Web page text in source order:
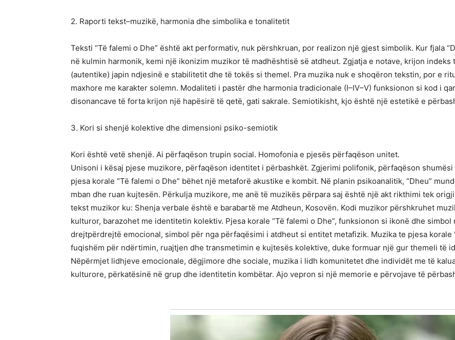
2. Raporti tekst–muzikë, harmonia dhe simbolika e tonalitetit
Teksti “Të falemi o Dhe” është akt performativ, nuk përshkruan, por realizon një gjest simbolik. Kur fjala
në kulmin harmonik, kemi një ikonizim muzikor të madhështisë së atdheut. Zgjatja e notave, krijon
(autentike) japin ndjesinë e stabilitetit dhe të tokës si themel. Pra muzika nuk e shoqëron tekstin, por e
maxhore me karakter solemn. Modaliteti i pastër dhe harmonia tradicionale (I–IV–V) funksionon si kod i
disonancave të forta krijon një hapësirë të qetë, gati sakrale. Semiotikisht, kjo është një estetikë e
3. Kori si shenjë kolektive dhe dimensioni psiko-semiotik
Kori është vetë shenjë. Ai përfaqëson trupin social. Homofonia e pjesës përfaqëson unitet.
Unisoni i kësaj pjese muzikore, përfaqëson identitet i përbashkët. Zgjerimi polifonik, përfaqëson
pjesa korale “Të falemi o Dhe” bëhet një metaforë akustike e kombit. Në planin psikoanalitik, “Dheu”
mban dhe ruan kujtesën. Përkulja muzikore, me anë të muzikës përpara saj është një akt rikthimi tek
tekst muzikor ku: Shenja verbale është e barabartë me Atdheun, Kosovën. Kodi muzikor përshkruhet
kulturor, barazohet me identitetin kolektiv. Pjesa korale “Të falemi o Dhe”, funksionon si ikonë dhe
drejtpërdrejtë emocional, simbol për nga përfaqësimi i atdheut si entitet metafizik. Muzika te pjesa korale
fuqishëm për ndërtimin, ruajtjen dhe transmetimin e kujtesës kolektive, duke formuar një gur themeli të
Nëpërmjet lidhjeve emocionale, dëgjimore dhe sociale, muzika i lidh komunitetet dhe individët me të
kulturore, përkatësinë në grup dhe identitetin kombëtar. Ajo vepron si një memorie e përvojave të